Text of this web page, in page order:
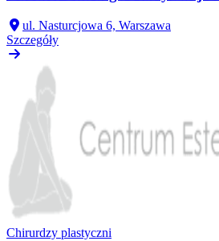
ul. Nasturcjowa 6, Warszawa
Szczegóły
Chirurdzy plastyczni